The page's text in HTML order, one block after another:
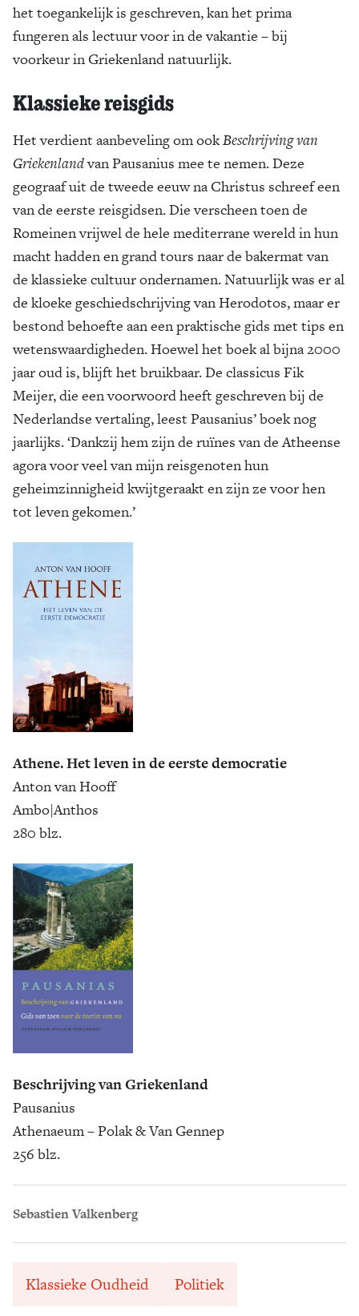
het toegankelijk is geschreven, kan het prima
fungeren als lectuur voor in de vakantie – bij
voorkeur in Griekenland natuurlijk.
Klassieke reisgids
Het verdient aanbeveling om ookBeschrijving van
Griekenlandvan Pausanius mee te nemen. Deze
geograaf uit de tweede eeuw na Christus schreef een
van de eerste reisgidsen. Die verscheen toen de
Romeinen vrijwel de hele mediterrane wereld in hun
macht hadden en grand tours naar de bakermat van
de klassieke cultuur ondernamen. Natuurlijk was er al
de kloeke geschiedschrijving van Herodotos, maar er
bestond behoefte aan een praktische gids met tips en
wetenswaardigheden. Hoewel het boek al bijna 2000
jaar oud is, blijft het bruikbaar. De classicus Fik
Meijer, die een voorwoord heeft geschreven bij de
Nederlandse vertaling, leest Pausanius’ boek nog
jaarlijks. ‘Dankzij hem zijn de ruïnes van de Atheense
agora voor veel van mijn reisgenoten hun
geheimzinnigheid kwijtgeraakt en zijn ze voor hen
tot leven gekomen.’
Athene. Het leven in de eerste democratie
Anton van Hooff
Ambo|Anthos
280 blz.
Beschrijving van Griekenland
Pausanius
Athenaeum – Polak & Van Gennep
256 blz.
Sebastien Valkenberg
Klassieke Oudheid Politiek